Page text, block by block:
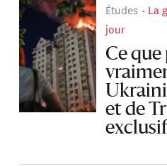
Études
La
jour
Ce
et de